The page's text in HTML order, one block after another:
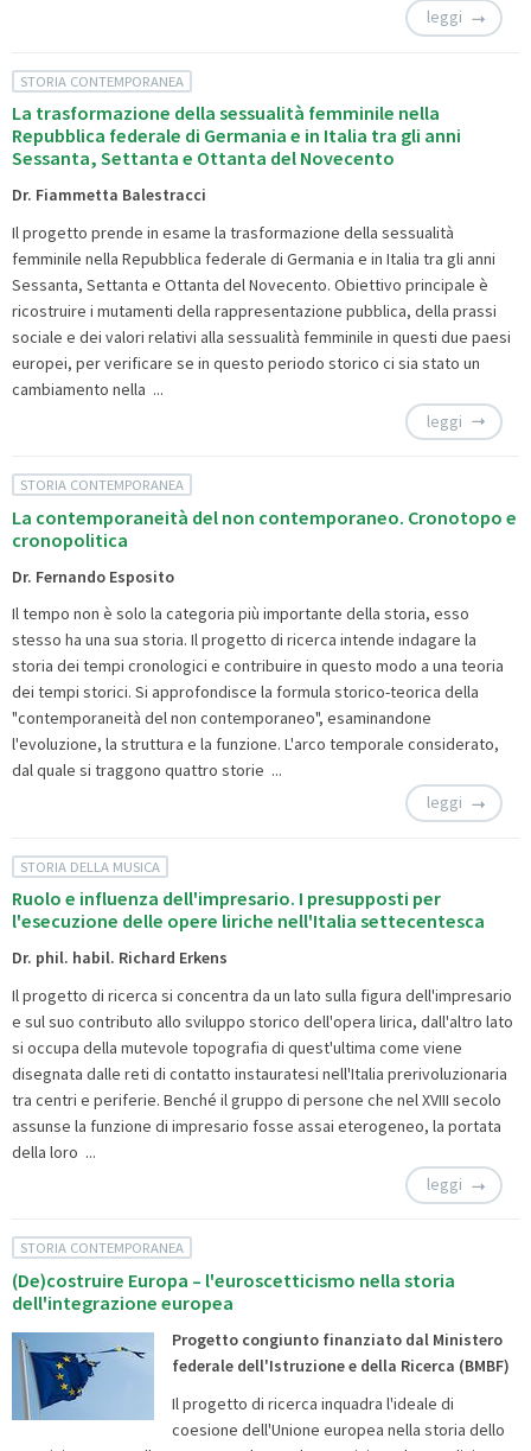
leggi
STORIA CONTEMPORANEA
La trasformazione della sessualità femminile nella
Repubblica federale di Germania e in Italia tra gli anni
Sessanta, Settanta e Ottanta del Novecento
Dr. Fiammetta Balestracci
Il progetto prende in esame la trasformazione della sessualità
femminile nella Repubblica federale di Germania e in Italia tra gli anni
Sessanta, Settanta e Ottanta del Novecento. Obiettivo principale è
ricostruire i mutamenti della rappresentazione pubblica, della prassi
sociale e dei valori relativi alla sessualità femminile in questi due paesi
europei, per verificare se in questo periodo storico ci sia stato un
cambiamento nella ...
leggi
STORIA CONTEMPORANEA
La contemporaneità del non contemporaneo. Cronotopo e
cronopolitica
Dr. Fernando Esposito
Il tempo non è solo la categoria più importante della storia, esso
stesso ha una sua storia. Il progetto di ricerca intende indagare la
storia dei tempi cronologici e contribuire in questo modo a una teoria
dei tempi storici. Si approfondisce la formula storico-teorica della
"contemporaneità del non contemporaneo", esaminandone
l'evoluzione, la struttura e la funzione. L'arco temporale considerato,
dal quale si traggono quattro storie ...
leggi
STORIA DELLA MUSICA
Ruolo e influenza dell'impresario. I presupposti per
l'esecuzione delle opere liriche nell'Italia settecentesca
Dr. phil. habil. Richard Erkens
Il progetto di ricerca si concentra da un lato sulla figura dell'impresario
e sul suo contributo allo sviluppo storico dell'opera lirica, dall'altro lato
si occupa della mutevole topografia di quest'ultima come viene
disegnata dalle reti di contatto instauratesi nell'Italia prerivoluzionaria
tra centri e periferie. Benché il gruppo di persone che nel XVIII secolo
assunse la funzione di impresario fosse assai eterogeneo, la portata
della loro ...
leggi
STORIA CONTEMPORANEA
(De)costruire Europa – l'euroscetticismo nella storia
dell'integrazione europea
Progetto congiunto finanziato dal Ministero
federale dell'Istruzione e della Ricerca (BMBF)
Il progetto di ricerca inquadra l'ideale di
coesione dell'Unione europea nella storia dello